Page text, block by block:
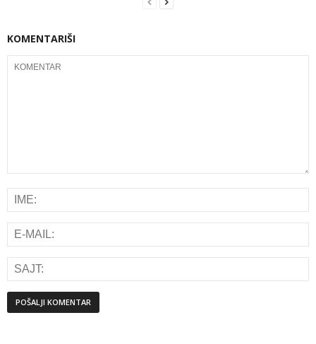
KOMENTARIŠI